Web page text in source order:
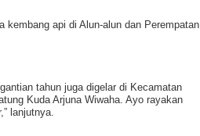
api di Alun-alun dan Perempatan
tahun juga digelar di Kecamatan
Kuda Arjuna Wiwaha. Ayo rayakan
lanjutnya.